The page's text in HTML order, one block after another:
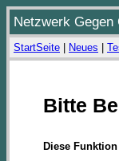
Netzwerk
StartSeite Neues
Bitte
Diese